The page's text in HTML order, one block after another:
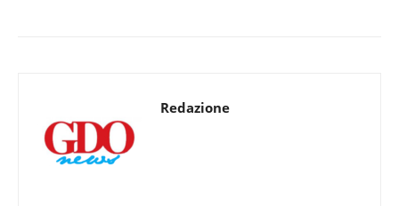
Redazione